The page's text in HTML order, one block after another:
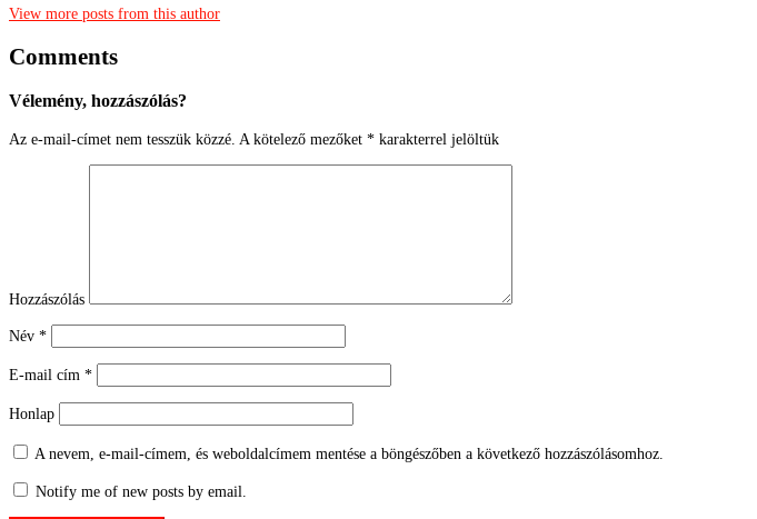
View more posts from this author
Comments
Vélemény, hozzászólás?
Az e-mail-címet nem tesszük közzé. A kötelező mezőket * karakterrel jelöltük
Hozzászólás
Név *
E-mail cím *
Honlap
A nevem, e-mail-címem, és weboldalcímem mentése a böngészőben a következő hozzászólásomhoz.
Notify me of new posts by email.